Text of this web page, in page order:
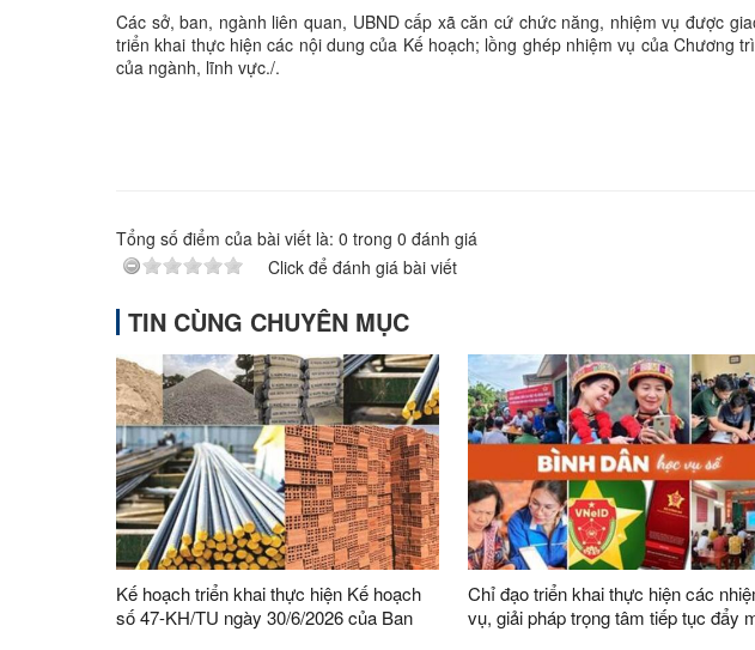
Các sở, ban, ngành liên quan, UBND cấp xã căn cứ chức năng, nhiệm vụ được
triển khai thực hiện các nội dung của Kế hoạch; lồng ghép nhiệm vụ của Chương
của ngành, lĩnh vực./.
Tổng số điểm của bài viết là: 0 trong 0 đánh giá
Click để đánh giá bài viết
TIN CÙNG CHUYÊN MỤC
Kế hoạch triển khai thực hiện Kế hoạch
số 47-KH/TU ngày 30/6/2026 của Ban
Chỉ đạo triển khai thực hiện các
vụ, giải pháp trọng tâm tiếp tục đẩy